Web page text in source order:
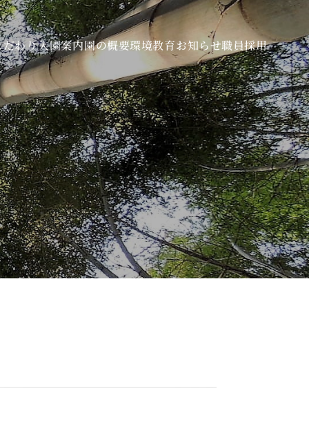
だわり入園案内園の概要環境教育お知らせ職員採用